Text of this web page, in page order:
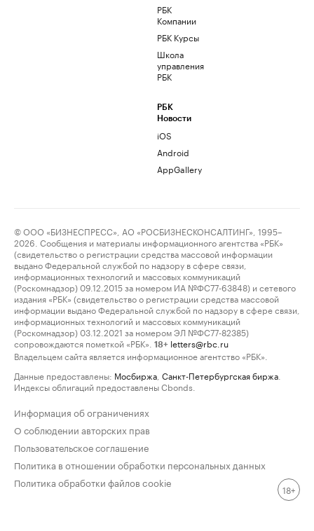
РБК
Компании
РБК Курсы
Школа
управления
РБК
РБК
Новости
iOS
Android
AppGallery
© ООО «БИЗНЕСПРЕСС», АО «РОСБИЗНЕСКОНСАЛТИНГ», 1995–
2026. Сообщения и материалы информационного агентства «РБК»
(свидетельство о регистрации средства массовой информации
выдано Федеральной службой по надзору в сфере связи,
информационных технологий и массовых коммуникаций
(Роскомнадзор) 09.12.2015 за номером ИА №ФС77-63848) и сетевого
издания «РБК» (свидетельство о регистрации средства массовой
информации выдано Федеральной службой по надзору в сфере связи,
информационных технологий и массовых коммуникаций
(Роскомнадзор) 03.12.2021 за номером ЭЛ №ФС77-82385)
сопровождаются пометкой «РБК».
18+ letters@rbc.ru
Владельцем сайта является информационное агентство «РБК».
Данные предоставлены: Мосбиржа Санкт-Петербургская биржа
Индексы облигаций предоставлены Cbonds.
Информация об ограничениях
О соблюдении авторских прав
Пользовательское соглашение
Политика в отношении обработки персональных данных
Политика обработки файлов cookie
18+